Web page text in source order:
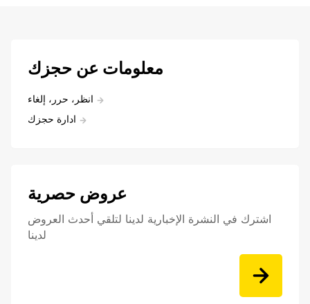
معلومات عن حجزك
انظر، حرر، إلغاء
ادارة حجزك
عروض حصرية
اشترك في النشرة الإخبارية لدينا لتلقي أحدث العروض
لدينا